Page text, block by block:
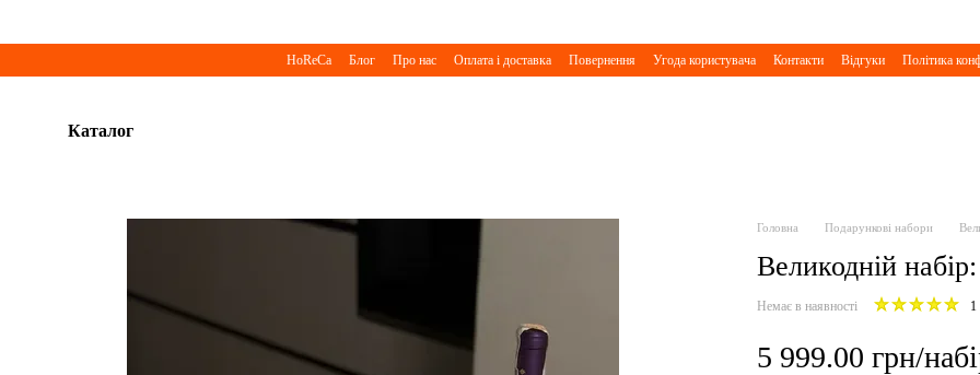
HoReCa Блог Про нас Оплата і доставка Повернення Угода користувача Контакти Відгуки Політика
Каталог
Головна Подарункові набори
Великодній
Немає в наявності 1
5 999.00 грн/